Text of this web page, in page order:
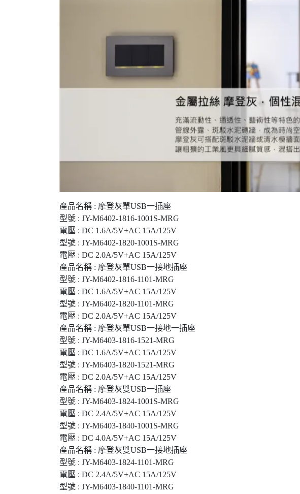
產品名稱 : 摩登灰單USB一插座
型號 : JY-M6402-1816-1001S-MRG
電壓 : DC 1.6A/5V+AC 15A/125V
型號 : JY-M6402-1820-1001S-MRG
電壓 : DC 2.0A/5V+AC 15A/125V
產品名稱 : 摩登灰單USB一接地插座
型號 : JY-M6402-1816-1101-MRG
電壓 : DC 1.6A/5V+AC 15A/125V
型號 : JY-M6402-1820-1101-MRG
電壓 : DC 2.0A/5V+AC 15A/125V
產品名稱 : 摩登灰單USB一接地一插座
型號 : JY-M6403-1816-1521-MRG
電壓 : DC 1.6A/5V+AC 15A/125V
型號 : JY-M6403-1820-1521-MRG
電壓 : DC 2.0A/5V+AC 15A/125V
產品名稱 : 摩登灰雙USB一插座
型號 : JY-M6403-1824-1001S-MRG
電壓 : DC 2.4A/5V+AC 15A/125V
型號 : JY-M6403-1840-1001S-MRG
電壓 : DC 4.0A/5V+AC 15A/125V
產品名稱 : 摩登灰雙USB一接地插座
型號 : JY-M6403-1824-1101-MRG
電壓 : DC 2.4A/5V+AC 15A/125V
型號 : JY-M6403-1840-1101-MRG